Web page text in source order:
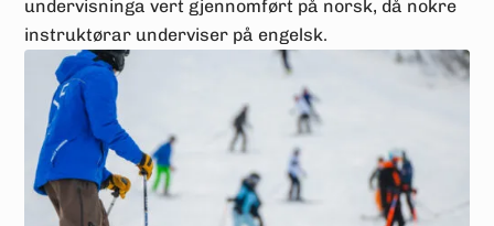
undervisninga vert gjennomført på norsk, då nokre
instruktørar underviser på engelsk.